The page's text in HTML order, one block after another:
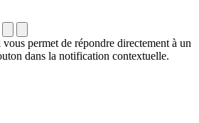
permet de répondre directement à un
dans la notification contextuelle.